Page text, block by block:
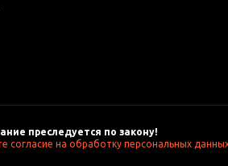
преследуется по закону!
согласие на обработку персональных